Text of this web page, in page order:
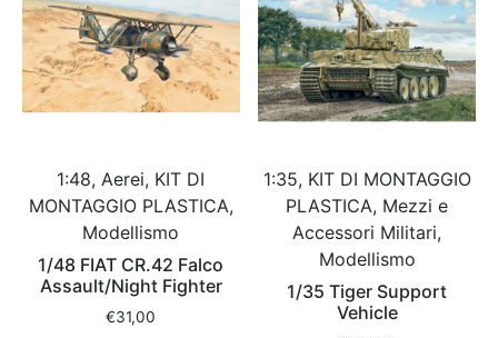
1:48, Aerei, KIT DI
MONTAGGIO PLASTICA,
Modellismo
1/48 FIAT CR.42 Falco
Assault/Night Fighter
€31,00
1:35, KIT DI MONTAGGIO
PLASTICA, Mezzi e
Accessori Militari,
Modellismo
1/35 Tiger Support
Vehicle